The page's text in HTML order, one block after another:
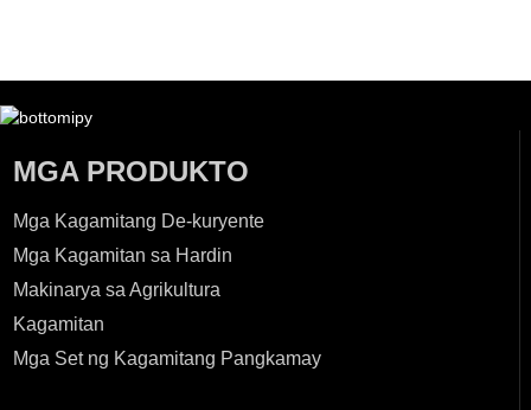
MGA PRODUKTO
Mga Kagamitang De-kuryente
Mga Kagamitan sa Hardin
Makinarya sa Agrikultura
Kagamitan
Mga Set ng Kagamitang Pangkamay